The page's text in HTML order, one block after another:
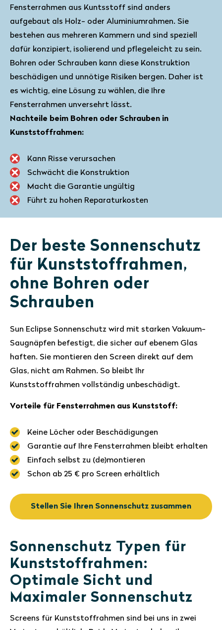
Fensterrahmen aus Kuntsstoff sind anders
aufgebaut als Holz- oder Aluminiumrahmen. Sie
bestehen aus mehreren Kammern und sind speziell
dafür konzipiert, isolierend und pflegeleicht zu sein.
Bohren oder Schrauben kann diese Konstruktion
beschädigen und unnötige Risiken bergen. Daher ist
es wichtig, eine Lösung zu wählen, die Ihre
Fensterrahmen unversehrt lässt.
Nachteile beim Bohren oder Schrauben in
Kunststoffrahmen:
Kann Risse verursachen
Schwächt die Konstruktion
Macht die Garantie ungültig
Führt zu hohen Reparaturkosten
Der beste Sonnenschutz
für Kunststoffrahmen,
ohne Bohren oder
Schrauben
Sun Eclipse Sonnenschutz wird mit starken Vakuum-
Saugnäpfen befestigt, die sicher auf ebenem Glas
haften. Sie montieren den Screen direkt auf dem
Glas, nicht am Rahmen. So bleibt Ihr
Kunststoffrahmen vollständig unbeschädigt.
Vorteile für Fensterrahmen aus Kunststoff:
Keine Löcher oder Beschädigungen
Garantie auf Ihre Fensterrahmen bleibt erhalten
Einfach selbst zu (de)montieren
Schon ab 25 € pro Screen erhältlich
Stellen Sie Ihren Sonnenschutz zusammen
Sonnenschutz Typen für
Kunststoffrahmen:
Optimale Sicht und
Maximaler Sonnenschutz
Screens für Kunststoffrahmen sind bei uns in zwei